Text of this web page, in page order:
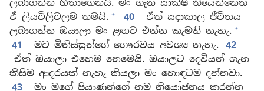
ලබාගන්න හිතාගෙනයි. මං ගැන සාක්ෂි තියෙන්නෙත්
ඒ ලියවිලිවලම තමයි. + 40
ඒත් සදාකාල ජීවිතය
ලබාගන්න ඔයාලා මං ළඟට එන්න කැමති නැහැ. +
41 මට මිනිස්සුන්ගේ ගෞරවය අවශ්‍ය නැහැ.
42
ඒත් ඔයාලා එහෙම නෙමෙයි. ඔයාලට දෙවියන් ගැන
කිසිම ආදරයක් නැහැ කියලා මං හොඳටම දන්නවා.
43
මං මගේ පියාණන්ගේ නම නියෝජනය කරන්න